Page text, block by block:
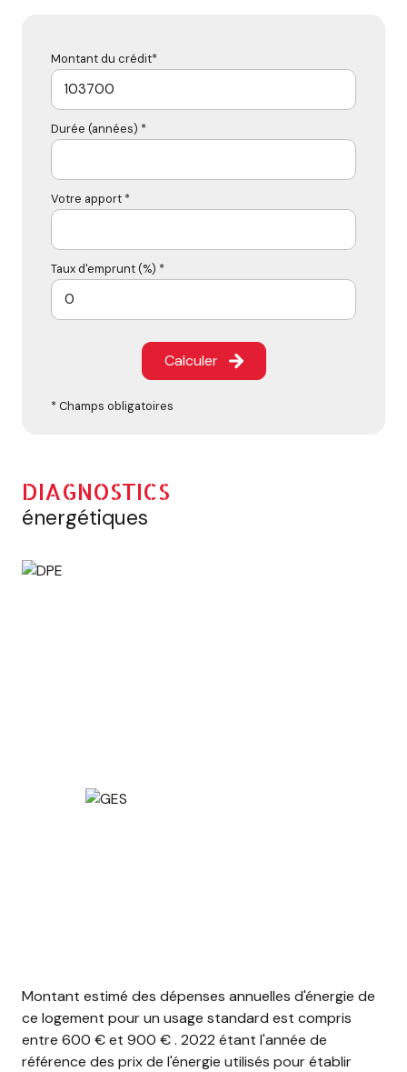
Montant du crédit*
Durée (années) *
Votre apport *
Taux d'emprunt (%) *
Calculer
* Champs obligatoires
DIAGNOSTICS
énergétiques
Montant estimé des dépenses annuelles d'énergie de
ce logement pour un usage standard est compris
entre 600 € et 900 € . 2022 étant l'année de
référence des prix de l'énergie utilisés pour établir